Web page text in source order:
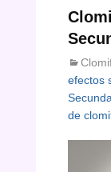
efectos
de